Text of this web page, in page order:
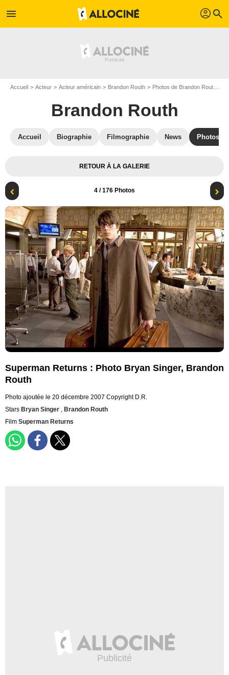
menu profil search
Accueil Acteur Acteur américain Brandon Routh Photos de Brandon Routh
Brandon Routh
Accueil Biographie Filmographie News Photos
RETOUR À LA GALERIE
4 / 176 Photos
Superman Returns : Photo Bryan Singer, Brandon
Routh
Photo ajoutée le 20 décembre 2007 Copyright D.R.
Stars Bryan Singer , Brandon Routh
Film Superman Returns